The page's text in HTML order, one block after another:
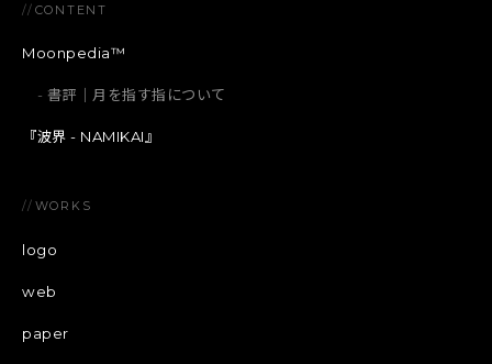
// CONTENT
Moonpedia™
書評｜月を指す指について
『波界 - NAMIKAI』
// WORKS
logo
web
paper